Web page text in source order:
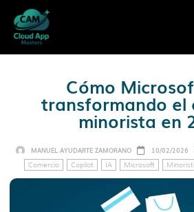
Cómo
transformando el
minorista en
MANUEL AYUDARTE ZAMORANO 10/02/2026
Comercio Copilot IA Microsoft